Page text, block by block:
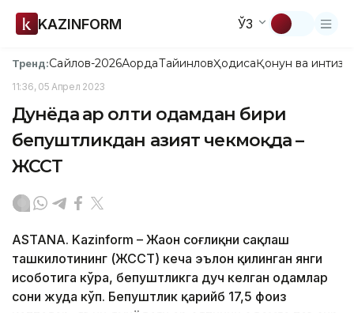
KAZINFORM ЎЗ
Тренд:Сайлов-2026АқордаТайинловҲодисаҚонун ва
11:36, 05 Апрел 2023
Дунёда ҳар олти одамдан бири
бепуштликдан азият чекмоқда –
ЖССТ
ASTANA. Kazinform – Жаҳон соғлиқни сақлаш
ташкилотининг (ЖССТ) кеча эълон қилинган янги
ҳисоботига кўра, бепуштликга дуч келган одамлар
сони жуда кўп. Бепуштлик қарийб 17,5 фоиз